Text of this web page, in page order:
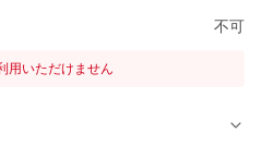
不可
用いただけません